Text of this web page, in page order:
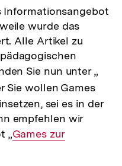
Informationsangebot
wurde das
Alle Artikel zu
Sie nun unter „
Sie wollen Games
sei es in der
empfehlen wir
„Interner
Games zur